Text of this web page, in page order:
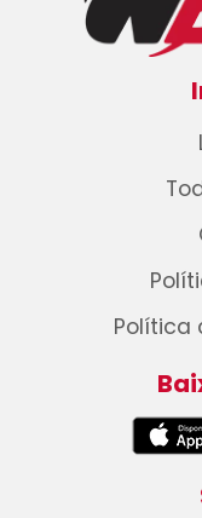
Política